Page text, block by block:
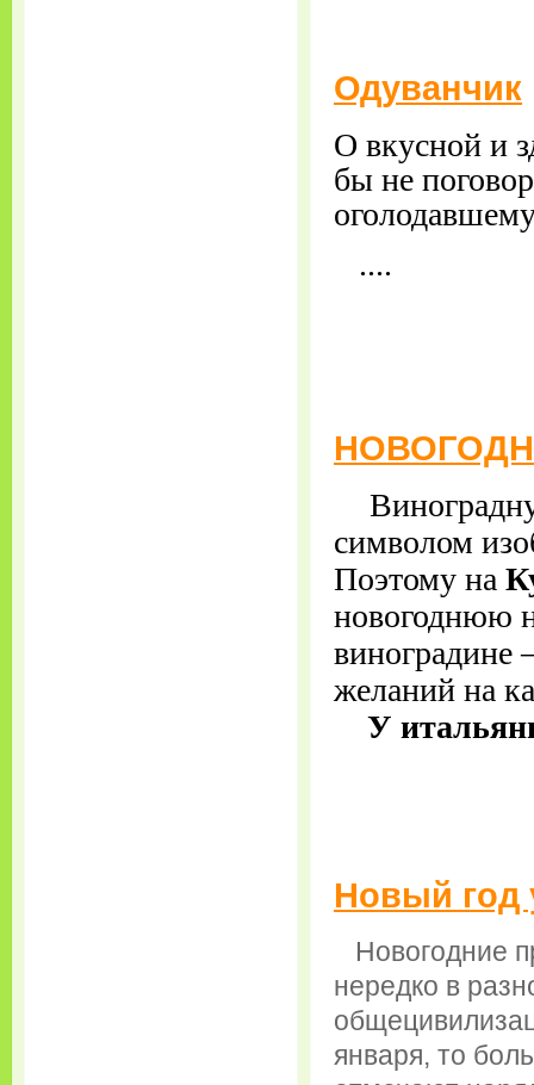
Одуванчик
О вкусной и
бы не
....
символом
Поэтому на
новогод­нюю
виноградине
желаний на
У
Новый год
Новогодние
нередко в
января, то